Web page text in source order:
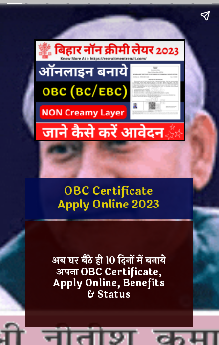
OBC Certificate
Apply Online 2023
अब घर बैठे ही 10 दिनों में बनाये
अपना OBC Certificate,
Apply Online, Benefits
& Status